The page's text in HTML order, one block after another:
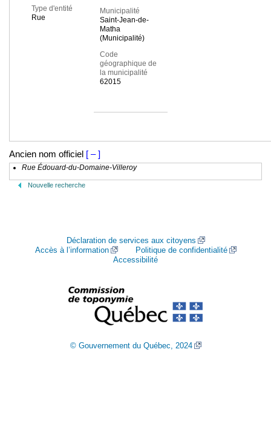
Type d'entité
Rue
Municipalité
Saint-Jean-de-
Matha
(Municipalité)
Code
géographique de
la municipalité
62015
Ancien nom officiel [ – ]
Rue Édouard-du-Domaine-Villeroy
Nouvelle recherche
Déclaration de services aux citoyens
Accès à l’information
Politique de confidentialité
Accessibilité
© Gouvernement du Québec, 2024